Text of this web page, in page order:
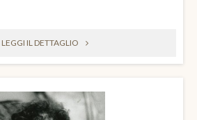
LEGGI IL DETTAGLIO